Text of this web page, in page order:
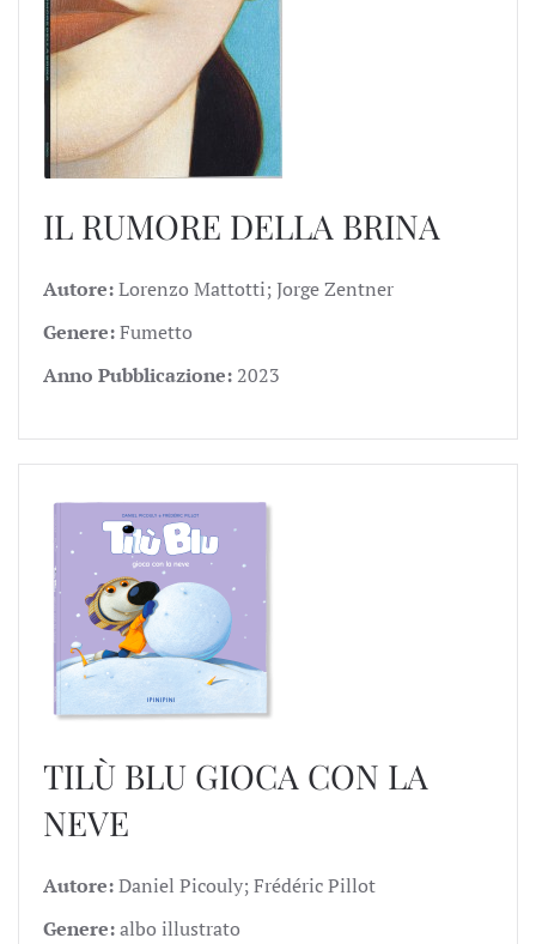
IL RUMORE DELLA BRINA
Autore:Lorenzo Mattotti; Jorge Zentner
Genere:Fumetto
Anno Pubblicazione: 2023
TILÙ BLU GIOCA CON LA
NEVE
Autore:Daniel Picouly; Frédéric Pillot
Genere:albo illustrato